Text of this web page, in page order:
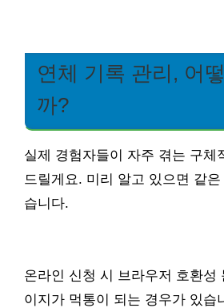
연체 기록 관리, 어
까?
실제 경험자들이 자주 겪는 구체
드릴게요. 미리 알고 있으면 같
습니다.
온라인 신청 시 브라우저 호환성
이지가 먹통이 되는 경우가 있습